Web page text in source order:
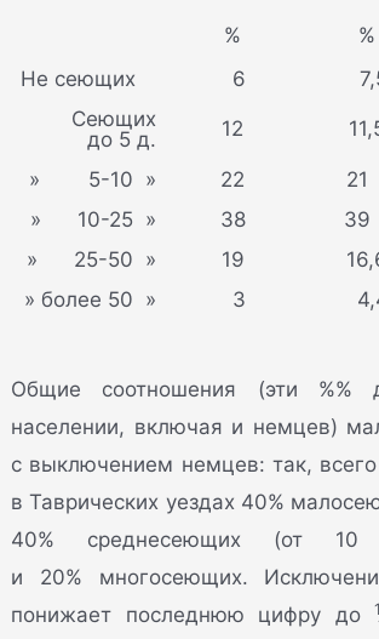
%
%
Не сеющих
6
Сеющих
до 5 д.
12
» 5-10 » 22 21
» 10-25 »
38 39
» 25-50 »
19
» более 50 »
3
Общие соотношения (эти
населении, включая и немцев)
с выключением немцев: так, всего
в Таврических уездах 40%
40% среднесеющих (от
и 20% многосеющих.
понижает последнюю цифру до
1